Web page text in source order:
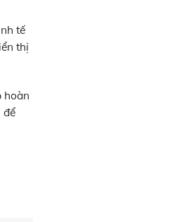
tế
thị
hoàn
để